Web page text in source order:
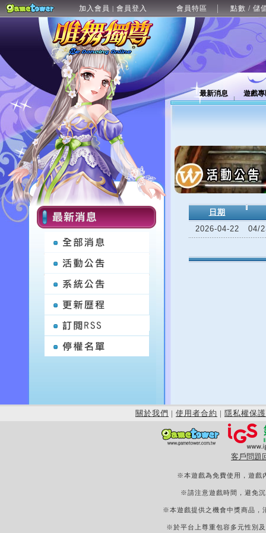
加入會員 | 會員登入 會員特區 點數 / 儲
最新消息 遊戲
日期
2026-04-22
04/
關於我們 | 使用者合約 | 隱私權保護
客戶問題
※本遊戲為免費使用，遊戲
※請注意遊戲時間，避免
※本遊戲提供之機會中獎商品，
※於平台上尊重包容多元性別